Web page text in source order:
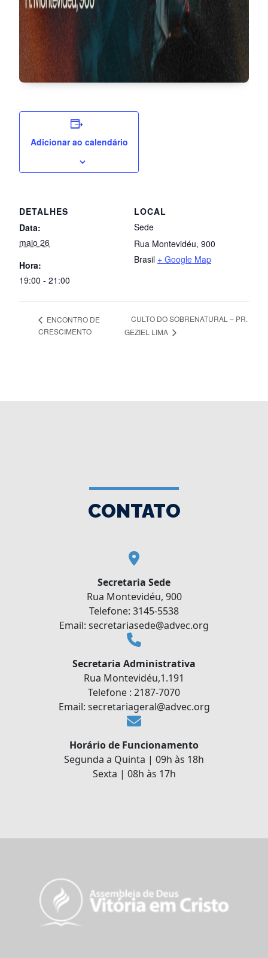
Adicionar ao calendário
DETALHES
Data:
maio 26
Hora:
19:00 - 21:00
LOCAL
Sede
Rua Montevidéu, 900
Brasil + Google Map
ENCONTRO DE
CRESCIMENTO
CULTO DO SOBRENATURAL – PR.
GEZIEL LIMA
CONTATO
Secretaria Sede
Rua Montevidéu, 900
Telefone: 3145-5538
Email: secretariasede@advec.org
Secretaria Administrativa
Rua Montevidéu,1.191
Telefone : 2187-7070
Email: secretariageral@advec.org
Horário de Funcionamento
Segunda a Quinta | 09h às 18h
Sexta | 08h às 17h